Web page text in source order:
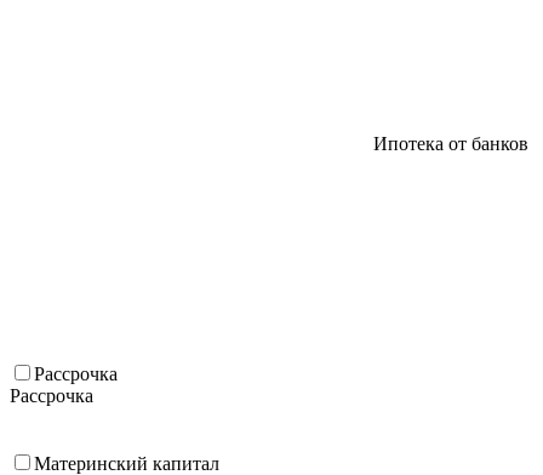
Ипотека от банков
Рассрочка
Рассрочка
Материнский капитал